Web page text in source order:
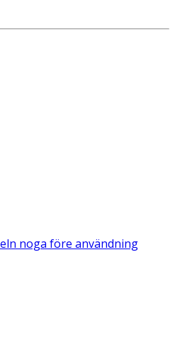
noga före användning